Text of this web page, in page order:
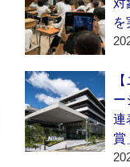
対
を
ー
連
賞